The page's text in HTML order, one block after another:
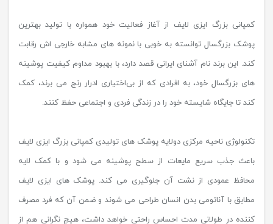
کمپانی بزرگ ایزی لایف از آغاز فعالیت خود همواره با تولید بهترین
پوشک بزرگسال توانسته به خوبی با نمونه های مشابه خارجی اش رقابت
کند. این برند نام آشنای ایرانی قصد دارد، با بهبود مداوم کیفیت پوشینه
های بزرگسال خود، به افرادی که از بی‌اختیاری ادرار رنج می برند، کمک
کند تا جایگاه شایسته خود را در زندگی فردی و اجتماعی حفظ کنند.
تکنولوژی ناحیه مرکزی دولایه پوشک های تولیدی کمپانی بزرگ ایزی لایف
باعث جذب سریع مایعات از سطح پوشینه می شود و با کمک لایه
محافظ عمودی از نشت آن جلوگیری می کند. پوشک های ایزی لایف
مطابق با آناتومی بدن انسان طراحی می شوند و ضمن آن که فرد مصرف
کننده در طولانی مدت احساس راحتی خواهد داشت، هیچ نگرانی هم از